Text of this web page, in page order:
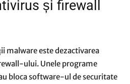
și firewall
malware este dezactivarea
ului. Unele programe
bloca software-ul de securitate